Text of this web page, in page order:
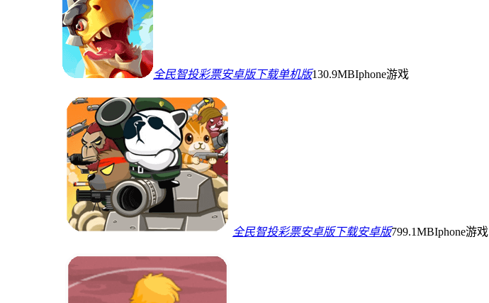
全民智投彩票安卓版下载单机版130.9MBIphone游戏
全民智投彩票安卓版下载安卓版799.1MBIphone游戏